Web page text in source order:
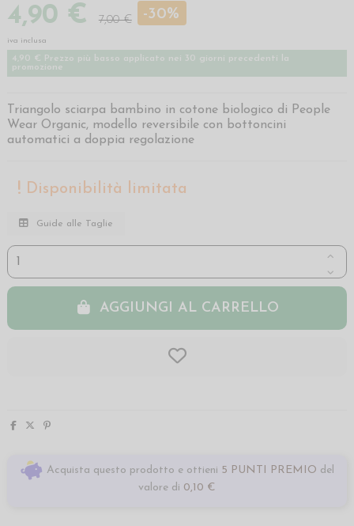
4,90 € 7,00 € -30%
iva inclusa
4,90 € Prezzo più basso applicato nei 30 giorni precedenti la
promozione
Triangolo sciarpa bambino in cotone biologico di People
Wear Organic, modello reversibile con bottoncini
automatici a doppia regolazione
Disponibilità limitata
Guide alle Taglie
AGGIUNGI AL CARRELLO
Acquista questo prodotto e ottieni 5 PUNTI PREMIO del
valore di 0,10 €